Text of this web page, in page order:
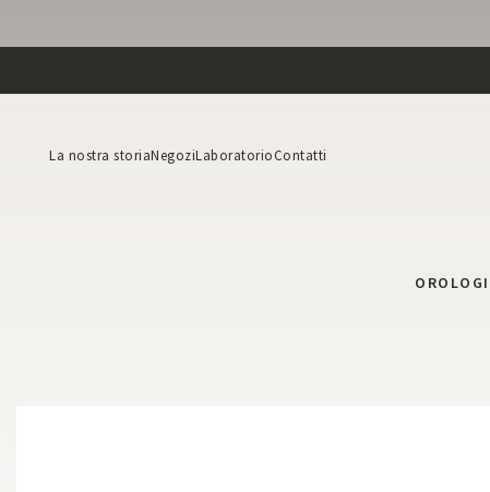
La nostra storiaNegoziLaboratorioContatti
OROLOGI